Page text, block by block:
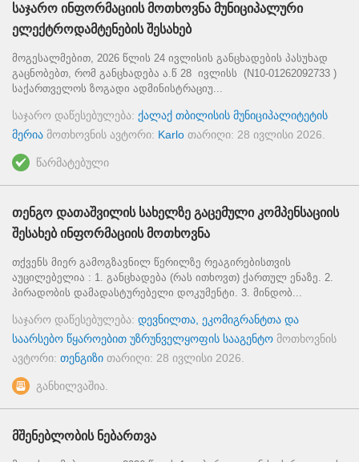
საჯარო ინფორმაციის მოთხოვნა მუნიციპალური
ელექტროდამტენების შესახებ
მოგესალმებით, 2026 წლის 24 ივლისის განცხადების პასუხად
გაცნობებთ, რომ განცხადება ა.წ 28 ივლისს (N10-01262092733 )
საქართველოს ზოგადი ადმინისტრაციუ...
საჯარო დაწესებულება: ქალაქ თბილისის მუნიციპალიტეტის
მერია მოთხოვნის ავტორი: Karlo თარიღი: 28 ივლისი 2026
წარმატებული
თენგო დათაშვილის სახელზე გაცემული კომპენსაციის
შესახებ ინფორმაციის მოთხოვნა
თქვენს მიერ გამოგზავნილ წერილზე რეაგირებისთვის
აუცილებელია : 1. განცხადება (რას ითხოვთ) ქართულ ენაზე. 2.
პირადობის დამადასტურებელი დოკუმენტი. 3. მინდობ...
საჯარო დაწესებულება: დევნილთა, ეკომიგრანტთა და
საარსებო წყაროებით უზრუნველყოფის სააგენტო მოთხოვნის
ავტორი: თენგიზი თარიღი: 28 ივლისი 2026
განხილვაშია.
მშენებლობის ნებართვა